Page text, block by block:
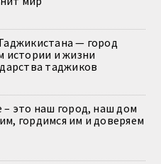
— город
истории и жизни
таджиков
это наш город, наш дом
гордимся им и доверяем